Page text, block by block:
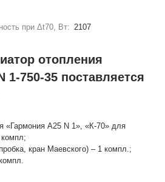
при Δt70, Вт: 2107
отопления
1-750-35 поставляется
«Гармония А25 N 1», «К-70» для
кран Маевского) – 1 компл.;